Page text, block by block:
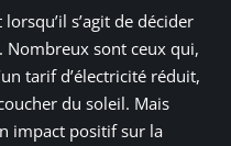
s’agit de décider
Nombreux sont ceux qui,
tarif d’électricité réduit,
du soleil. Mais
impact positif sur la